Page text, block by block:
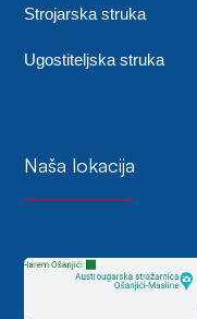
Strojarska struka
Ugostiteljska struka
Naša lokacija